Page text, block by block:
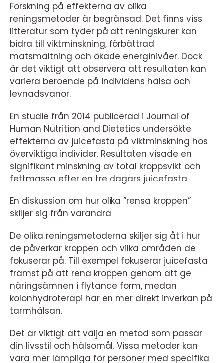
Forskning på effekterna av olika
reningsmetoder är begränsad. Det finns viss
litteratur som tyder på att reningskurer kan
bidra till viktminskning, förbättrad
matsmältning och ökade energinivåer. Dock
är det viktigt att observera att resultaten kan
variera beroende på individens hälsa och
levnadsvanor.
En studie från 2014 publicerad i Journal of
Human Nutrition and Dietetics undersökte
effekterna av juicefasta på viktminskning hos
överviktiga individer. Resultaten visade en
signifikant minskning av total kroppsvikt och
fettmassa efter en tre dagars juicefasta.
En diskussion om hur olika ”rensa kroppen”
skiljer sig från varandra
De olika reningsmetoderna skiljer sig åt i hur
de påverkar kroppen och vilka områden de
fokuserar på. Till exempel fokuserar juicefasta
främst på att rena kroppen genom att ge
näringsämnen i flytande form, medan
kolonhydroterapi har en mer direkt inverkan på
tarmhälsan.
Det är viktigt att välja en metod som passar
din livsstil och hälsomål. Vissa metoder kan
vara mer lämpliga för personer med specifika